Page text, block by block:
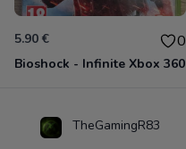
5.90 € 0
Bioshock - Infinite Xbox 360
TheGamingR83